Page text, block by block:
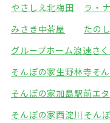
やさしえ北梅田
ラ・
みさき中茶屋
たの
グループホーム浪速さ
そんぽの家生野林寺そ
そんぽの家加島駅前エ
そんぽの家西淀川 そん